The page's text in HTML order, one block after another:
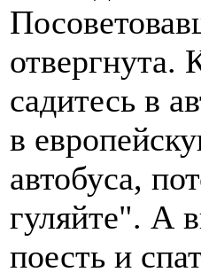
отвергнута.
садитесь в
в
автобуса,
гуляйте". А
поесть и